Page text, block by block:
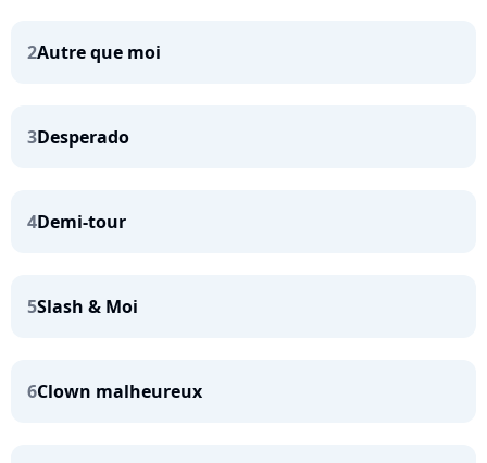
2Autre que moi
3Desperado
4Demi-tour
5Slash & Moi
6Clown malheureux